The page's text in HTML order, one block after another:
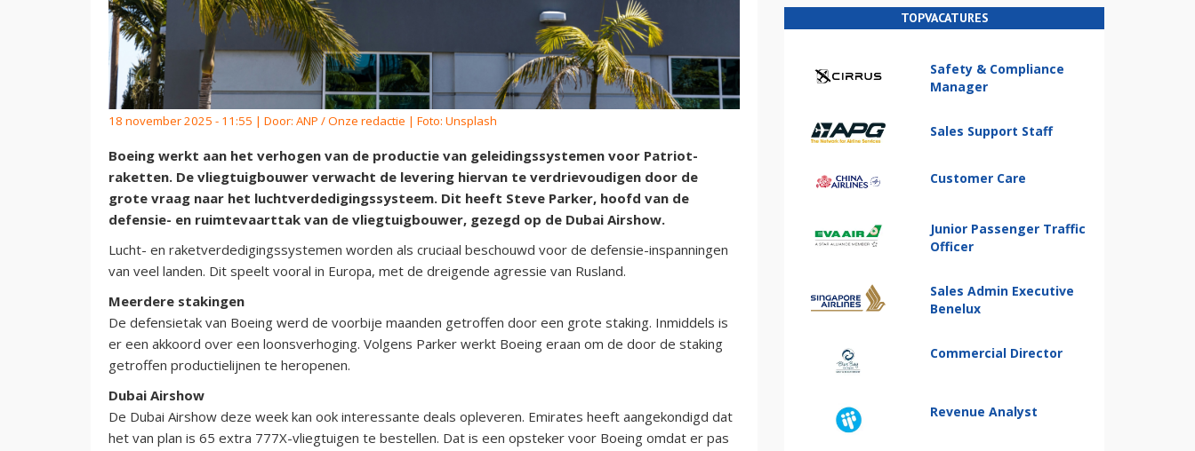
18 november 2025 - 11:55 | Door: ANP / Onze redactie | Foto: Unsplash
Boeing werkt aan het verhogen van de productie van geleidingssystemen voor Patriot-
raketten. De vliegtuigbouwer verwacht de levering hiervan te verdrievoudigen door de
grote vraag naar het luchtverdedigingssysteem. Dit heeft Steve Parker, hoofd van de
defensie- en ruimtevaarttak van de vliegtuigbouwer, gezegd op de Dubai Airshow.
Lucht- en raketverdedigingssystemen worden als cruciaal beschouwd voor de defensie-inspanningen
van veel landen. Dit speelt vooral in Europa, met de dreigende agressie van Rusland.
Meerdere stakingen
De defensietak van Boeing werd de voorbije maanden getroffen door een grote staking. Inmiddels is
er een akkoord over een loonsverhoging. Volgens Parker werkt Boeing eraan om de door de staking
getroffen productielijnen te heropenen.
Dubai Airshow
De Dubai Airshow deze week kan ook interessante deals opleveren. Emirates heeft aangekondigd dat
het van plan is 65 extra 777X-vliegtuigen te bestellen. Dat is een opsteker voor Boeing omdat er pas
TOPVACATURES
Safety & Compliance
Manager
Sales Support Staff
Customer Care
Junior Passenger Traffic
Officer
Sales Admin Executive
Benelux
Commercial Director
Revenue Analyst